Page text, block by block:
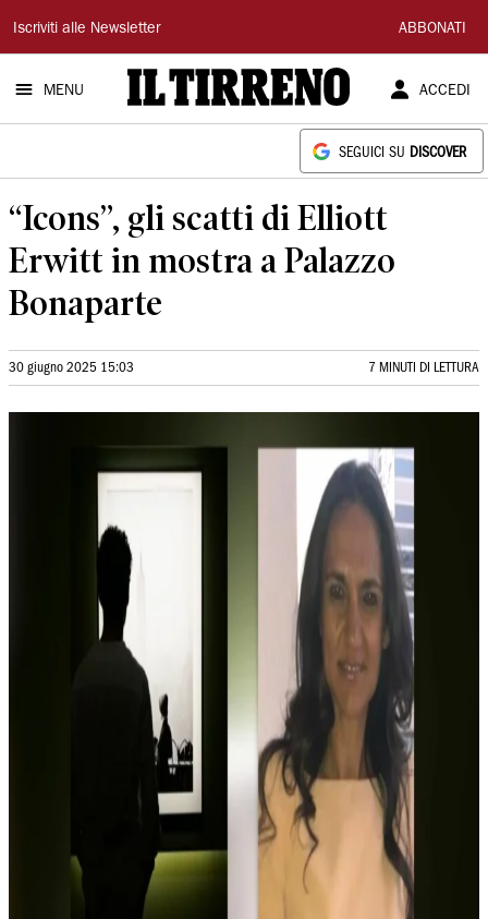
Il
Tirreno
Iscriviti alle Newsletter ABBONATI
MENU ACCEDI
SEGUICI SU DISCOVER
“Icons”, gli scatti di Elliott
Erwitt in mostra a Palazzo
Bonaparte
30 giugno 2025 15:03 7 MINUTI DI LETTURA